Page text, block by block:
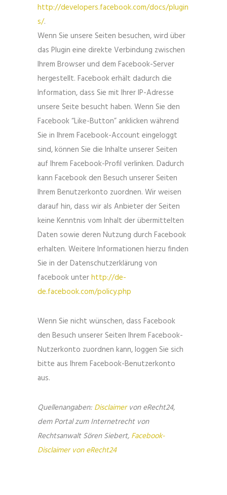
http://developers.facebook.com/docs/plugin
s/.
Wenn Sie unsere Seiten besuchen, wird über
das Plugin eine direkte Verbindung zwischen
Ihrem Browser und dem Facebook-Server
hergestellt. Facebook erhält dadurch die
Information, dass Sie mit Ihrer IP-Adresse
unsere Seite besucht haben. Wenn Sie den
Facebook “Like-Button” anklicken während
Sie in Ihrem Facebook-Account eingeloggt
sind, können Sie die Inhalte unserer Seiten
auf Ihrem Facebook-Profil verlinken. Dadurch
kann Facebook den Besuch unserer Seiten
Ihrem Benutzerkonto zuordnen. Wir weisen
darauf hin, dass wir als Anbieter der Seiten
keine Kenntnis vom Inhalt der übermittelten
Daten sowie deren Nutzung durch Facebook
erhalten. Weitere Informationen hierzu finden
Sie in der Datenschutzerklärung von
facebook unterhttp://de-
de.facebook.com/policy.php
Wenn Sie nicht wünschen, dass Facebook
den Besuch unserer Seiten Ihrem Facebook-
Nutzerkonto zuordnen kann, loggen Sie sich
bitte aus Ihrem Facebook-Benutzerkonto
aus.
Quellenangaben: Disclaimervon eRecht24,
dem Portal zum Internetrecht von
Rechtsanwalt Sören Siebert, Facebook-
Disclaimer von eRecht24